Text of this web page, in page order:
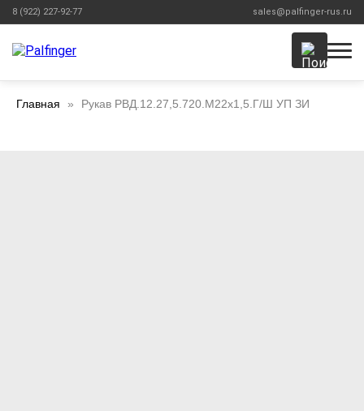
8 (922) 227-92-77 sales@palfinger-rus.ru
Главная Рукав РВД.12.27,5.720.М22х1,5.Г/Ш УП ЗИ